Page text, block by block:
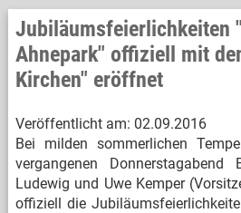
Jubiläumsfeierlichkeiten
Ahnepark" offiziell mit
Kirchen" eröffnet
Veröffentlicht am: 02.09.2016
Bei milden sommerlichen
vergangenen Donnerstagabend
Ludewig und Uwe Kemper
offiziell die